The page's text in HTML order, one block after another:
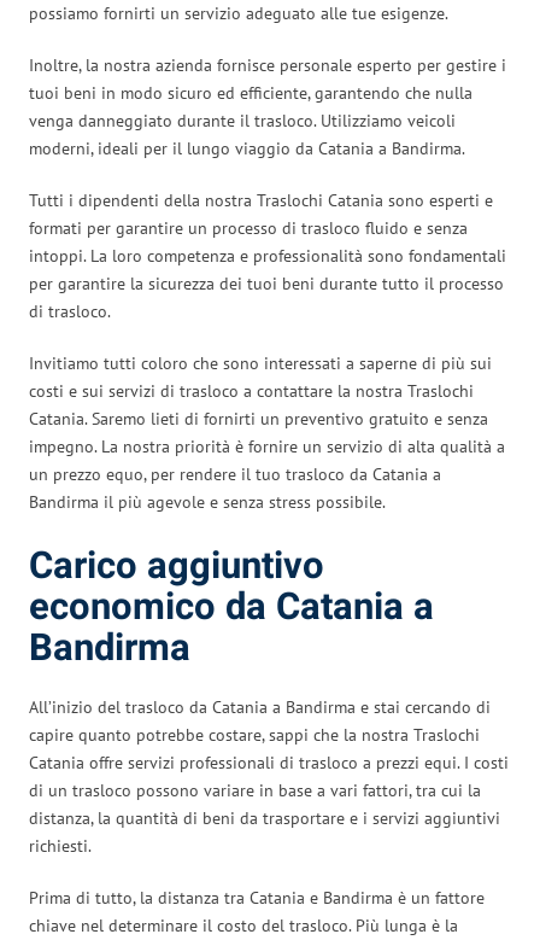
possiamo fornirti un servizio adeguato alle tue esigenze.
Inoltre, la nostra azienda fornisce personale esperto per gestire i
tuoi beni in modo sicuro ed efficiente, garantendo che nulla
venga danneggiato durante il trasloco. Utilizziamo veicoli
moderni, ideali per il lungo viaggio da Catania a Bandirma.
Tutti i dipendenti della nostra Traslochi Catania sono esperti e
formati per garantire un processo di trasloco fluido e senza
intoppi. La loro competenza e professionalità sono fondamentali
per garantire la sicurezza dei tuoi beni durante tutto il processo
di trasloco.
Invitiamo tutti coloro che sono interessati a saperne di più sui
costi e sui servizi di trasloco a contattare la nostra Traslochi
Catania. Saremo lieti di fornirti un preventivo gratuito e senza
impegno. La nostra priorità è fornire un servizio di alta qualità a
un prezzo equo, per rendere il tuo trasloco da Catania a
Bandirma il più agevole e senza stress possibile.
Carico aggiuntivo
economico da Catania a
Bandirma
All’inizio del trasloco da Catania a Bandirma e stai cercando di
capire quanto potrebbe costare, sappi che la nostra Traslochi
Catania offre servizi professionali di trasloco a prezzi equi. I costi
di un trasloco possono variare in base a vari fattori, tra cui la
distanza, la quantità di beni da trasportare e i servizi aggiuntivi
richiesti.
Prima di tutto, la distanza tra Catania e Bandirma è un fattore
chiave nel determinare il costo del trasloco. Più lunga è la